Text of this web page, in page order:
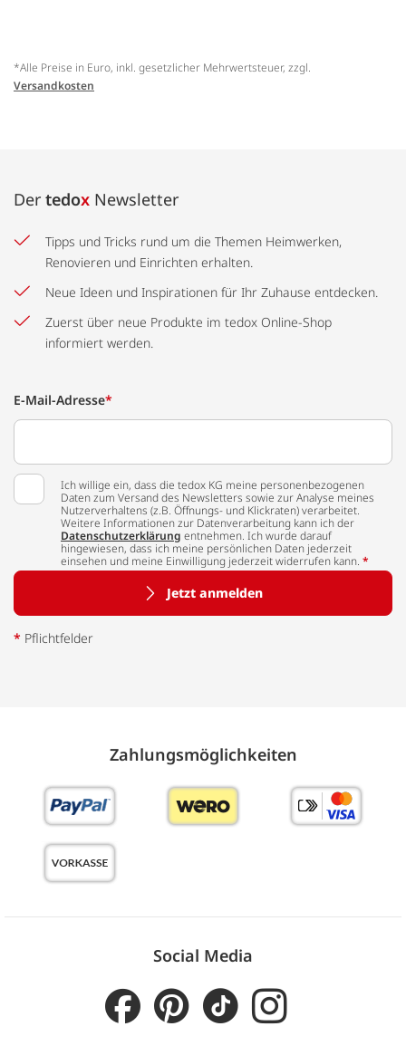
*Alle Preise in Euro, inkl. gesetzlicher Mehrwertsteuer, zzgl.
Versandkosten
Der tedox Newsletter
Tipps und Tricks rund um die Themen Heimwerken,
Renovieren und Einrichten erhalten.
Neue Ideen und Inspirationen für Ihr Zuhause entdecken.
Zuerst über neue Produkte im tedox Online-Shop
informiert werden.
E-Mail-Adresse*
Ich willige ein, dass die tedox KG meine personenbezogenen
Daten zum Versand des Newsletters sowie zur Analyse meines
Nutzerverhaltens (z.B. Öffnungs- und Klickraten) verarbeitet.
Weitere Informationen zur Datenverarbeitung kann ich der
Datenschutzerklärung entnehmen. Ich wurde darauf
hingewiesen, dass ich meine persönlichen Daten jederzeit
einsehen und meine Einwilligung jederzeit widerrufen kann. *
Jetzt anmelden
* Pflichtfelder
Zahlungs­möglich­keiten
Social Media